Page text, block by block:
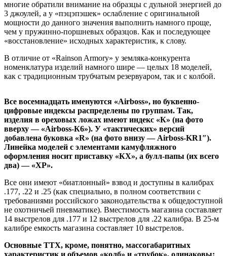
многие обратили внимание на образцы с дульной энергией до
3 джоулей, а у «пэцэпэшек» ослабление с оригинальной
мощности до данного значения выполнить намного проще,
чем у пружинно-поршневых образцов. Как и последующее
«восстановление» исходных характеристик, к слову.
В отличие от «Rainson Armory» у земляка-конкурента
номенклатура изделий намного шире — целых 18 моделей,
как с традиционным трубчатым резервуаром, так и с колбой.
Все восемнадцать именуются «Airboss», но буквенно-
цифровые индексы распределены по группам. Так,
изделия в ореховых ложах имеют индекс «К» (на фото
вверху — «Airboss-К6»). У «тактических» версий
добавлена буковка «R» (на фото внизу — Airboss-KR1″).
Линейка моделей с элементами камуфляжного
оформления носит приставку «КХ», а булл-папы (их всего
два) — «ХР».
Все они имеют «биатлонный» взвод и доступны в калибрах
.177, .22 и .25 (как специально, в полном соответствии с
требованиями российского законодательства к общедоступной
не охотничьей пневматике). Вместимость магазина составляет
14 выстрелов для .177 и 12 выстрелов для .22 калибра. В 25-м
калибре емкость магазина составляет 10 выстрелов.
Основные ТТХ, кроме, понятно, массогабаритных